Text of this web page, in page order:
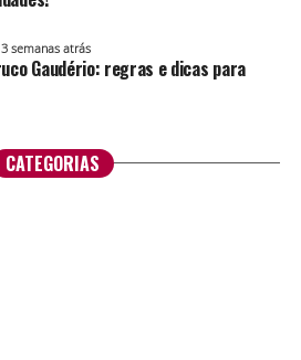
3 semanas atrás
Gaudério: regras e dicas para
CATEGORIAS